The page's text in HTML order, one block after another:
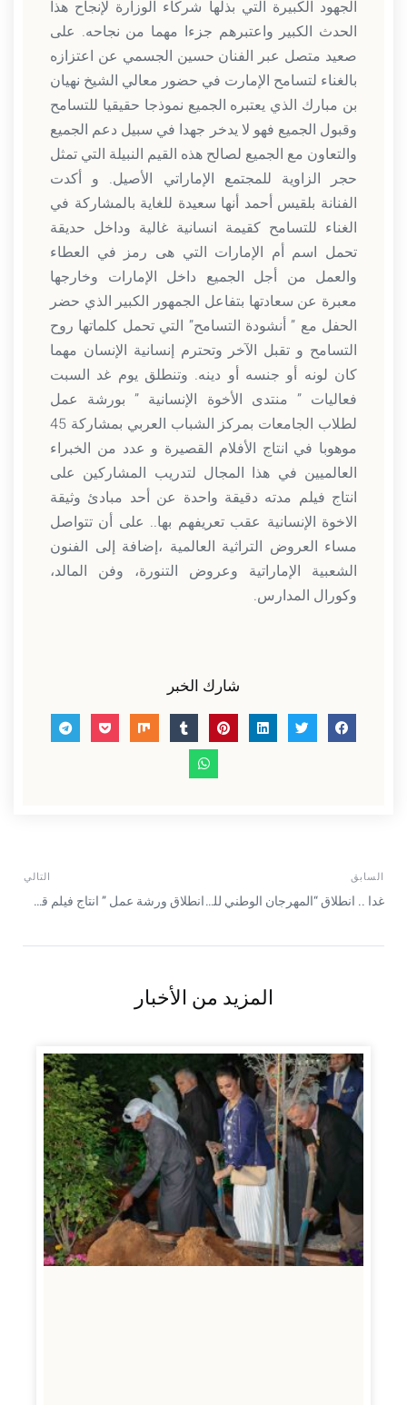
الجهود الكبيرة التي بذلها شركاء الوزارة لإنجاح هذا
الحدث الكبير واعتبرهم جزءا مهما من نجاحه. على
صعيد متصل عبر الفنان حسين الجسمي عن اعتزازه
بالغناء لتسامح الإمارت في حضور معالي الشيخ نهيان
بن مبارك الذي يعتبره الجميع نموذجا حقيقيا للتسامح
وقبول الجميع فهو لا يدخر جهدا في سبيل دعم الجميع
والتعاون مع الجميع لصالح هذه القيم النبيلة التي تمثل
حجر الزاوية للمجتمع الإماراتي الأصيل. و أكدت
الفنانة بلقيس أحمد أنها سعيدة للغاية بالمشاركة في
الغناء للتسامح كقيمة انسانية غالية وداخل حديقة
تحمل اسم أم الإمارات التي هى رمز في العطاء
والعمل من أجل الجميع داخل الإمارات وخارجها
معبرة عن سعادتها بتفاعل الجمهور الكبير الذي حضر
الحفل مع ” أنشودة التسامح” التي تحمل كلماتها روح
التسامح و تقبل الآخر وتحترم إنسانية الإنسان مهما
كان لونه أو جنسه أو دينه. وتنطلق يوم غد السبت
فعاليات ” منتدى الأخوة الإنسانية ” بورشة عمل
لطلاب الجامعات بمركز الشباب العربي بمشاركة 45
موهوبا في انتاج الأفلام القصيرة و عدد من الخبراء
العالميين في هذا المجال لتدريب المشاركين على
انتاج فيلم مدته دقيقة واحدة عن أحد مبادئ وثيقة
الاخوة الإنسانية عقب تعريفهم بها.. على أن تتواصل
مساء العروض التراثية العالمية ،إضافة إلى الفنون
الشعبية الإماراتية وعروض التنورة، وفن المالد،
وكورال المدارس.
شارك الخبر
السابق
غدا .. انطلاق “المهرجان الوطني للتسامح والأخوة الإنسانية” في أبوظبي
التالي
انطلاق ورشة عمل ” انتاج فيلم قصة في دقيقة عن الأخوة الإنسانية “
المزيد من الأخبار